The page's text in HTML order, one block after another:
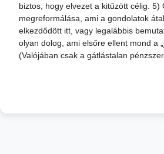
biztos, hogy elvezet a kitűzött célig. 5)
megreformálása, ami a gondolatok
elkezdődött itt, vagy legalábbis
olyan dolog, ami elsőre ellent mond a
(Valójában csak a gátlástalan